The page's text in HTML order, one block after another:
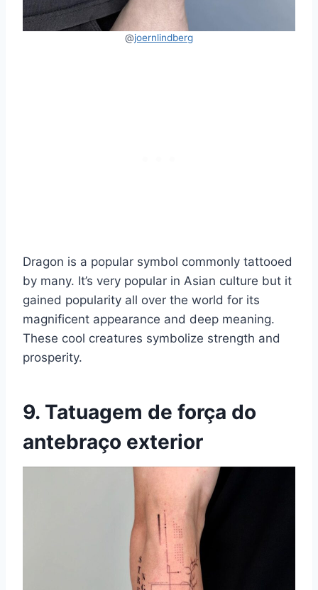
@joernlindberg
Dragon is a popular symbol commonly tattooed
by many. It’s very popular in Asian culture but it
gained popularity all over the world for its
magnificent appearance and deep meaning.
These cool creatures symbolize strength and
prosperity.
9. Tatuagem de força do
antebraço exterior